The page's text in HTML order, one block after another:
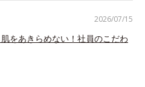
をあきらめない！社員のこだわ
2026/07/15